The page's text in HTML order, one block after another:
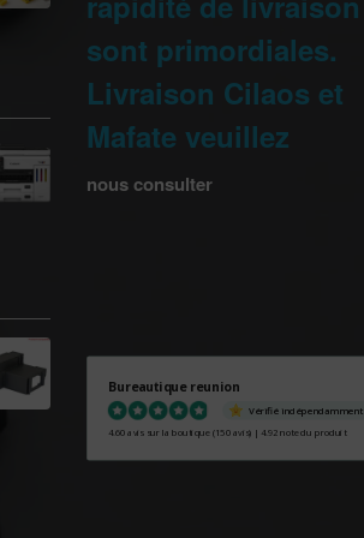
sont primordiales.
Livraison Cilaos et
Mafate veuillez
nous consulter
Bureautique reunion
Vérifié indépendamment
4.60 avis sur la boutique(150 avis) | 4.92 note du produit